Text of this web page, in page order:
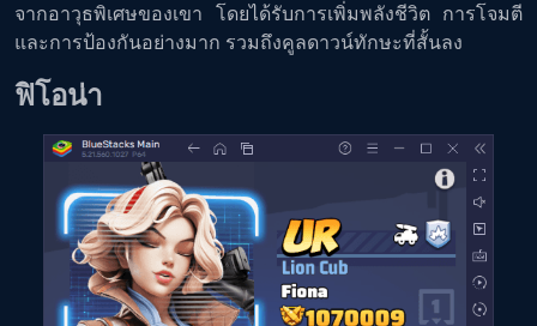
จากอาวุธพิเศษของเขา โดยได้รับการเพิ่มพลังชีวิต การโจมตี
และการป้องกันอย่างมาก รวมถึงคูลดาวน์ทักษะที่สั้นลง
ฟิโอน่า